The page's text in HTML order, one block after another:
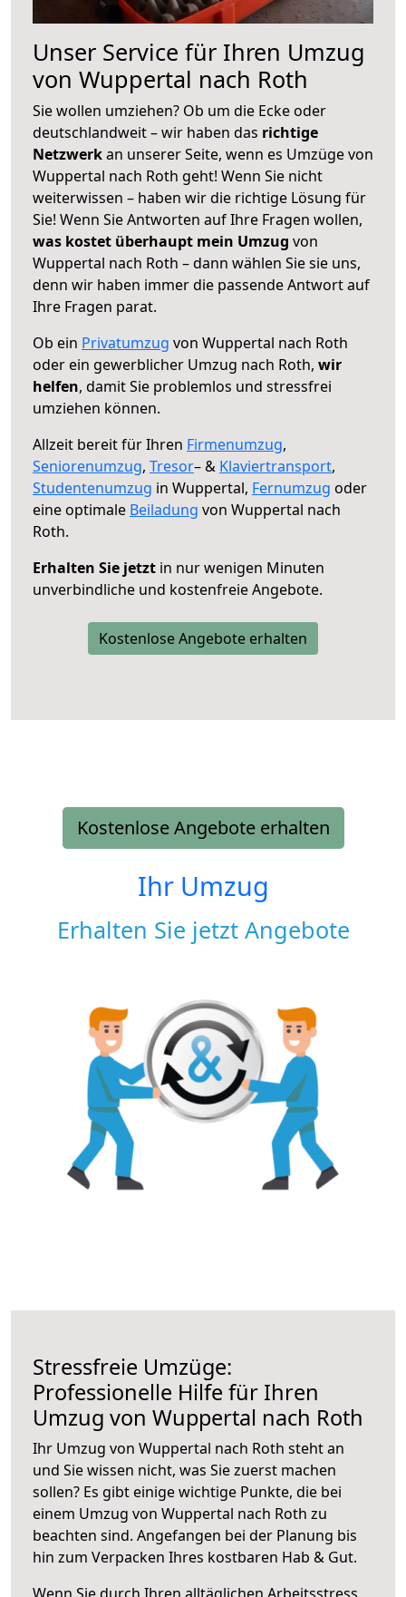
Unser Service für Ihren Umzug
von Wuppertal nach Roth
Sie wollen umziehen? Ob um die Ecke oder
deutschlandweit – wir haben das richtige
Netzwerkan unserer Seite, wenn es Umzüge von
Wuppertal nach Roth geht! Wenn Sie nicht
weiterwissen – haben wir die richtige Lösung für
Sie! Wenn Sie Antworten auf Ihre Fragen wollen,
was kostet überhaupt mein Umzug von
Wuppertal nach Roth – dann wählen Sie sie uns,
denn wir haben immer die passende Antwort auf
Ihre Fragen parat.
Ob ein Privatumzug von Wuppertal nach Roth
oder ein gewerblicher Umzug nach Roth, wir
helfen, damit Sie problemlos und stressfrei
umziehen können.
Allzeit bereit für Ihren Firmenumzug,
Seniorenumzug, Tresor– & Klaviertransport,
Studentenumzug in Wuppertal, Fernumzug oder
eine optimale Beiladung von Wuppertal nach
Roth.
Erhalten Sie jetzt in nur wenigen Minuten
unverbindliche und kostenfreie Angebote.
Kostenlose Angebote erhalten
Kostenlose Angebote erhalten
Ihr Umzug
Erhalten Sie jetzt Angebote
Stressfreie Umzüge:
Professionelle Hilfe für Ihren
Umzug von Wuppertal nach Roth
Ihr Umzug von Wuppertal nach Roth steht an
und Sie wissen nicht, was Sie zuerst machen
sollen? Es gibt einige wichtige Punkte, die bei
einem Umzug von Wuppertal nach Roth zu
beachten sind. Angefangen bei der Planung bis
hin zum Verpacken Ihres kostbaren Hab & Gut.